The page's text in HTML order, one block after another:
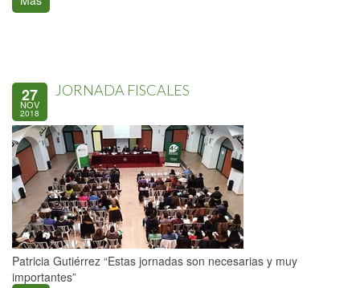
27
NOV
2018
JORNADA FISCALES
Patricia Gutiérrez “Estas jornadas son necesarias y muy
importantes”